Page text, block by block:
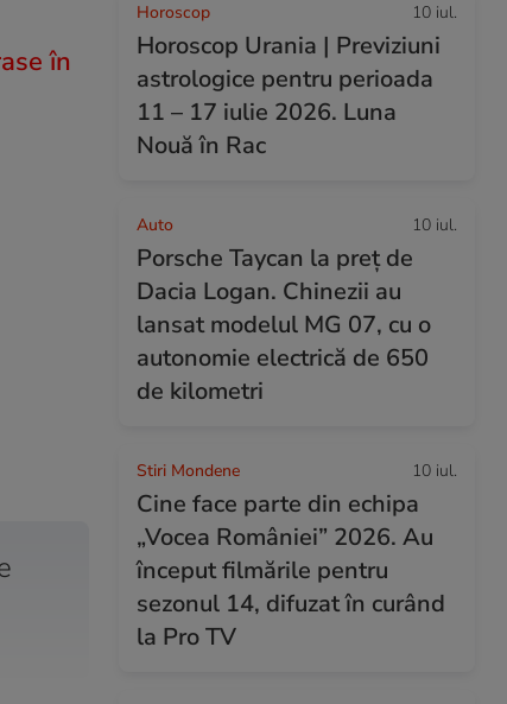
în
Horoscop 10 iul.
Horoscop Urania | Previziuni
astrologice pentru perioada
11 – 17 iulie 2026. Luna
Nouă în Rac
Auto 10 iul.
Porsche Taycan la preț de
Dacia Logan. Chinezii au
lansat modelul MG 07, cu o
autonomie electrică de 650
de kilometri
Stiri Mondene 10 iul.
Cine face parte din echipa
„Vocea României” 2026. Au
început filmările pentru
sezonul 14, difuzat în curând
la Pro TV